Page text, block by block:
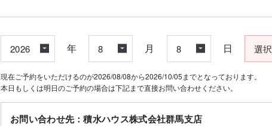
年 月 日
現在ご予約をいただけるのが2026/08/08から2026/10/05までとなっております。
本日もしくは明日のご予約の場合は下記まで直接お問い合わせください。
お問い合わせ先：積水ハウス株式会社群馬支店